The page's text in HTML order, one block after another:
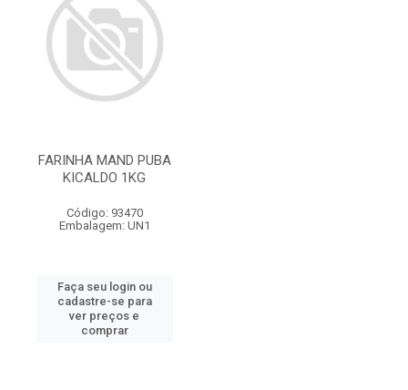
FARINHA MAND PUBA
KICALDO 1KG
Código: 93470
Embalagem: UN1
Faça seu login ou
cadastre-se para
ver preços e
comprar